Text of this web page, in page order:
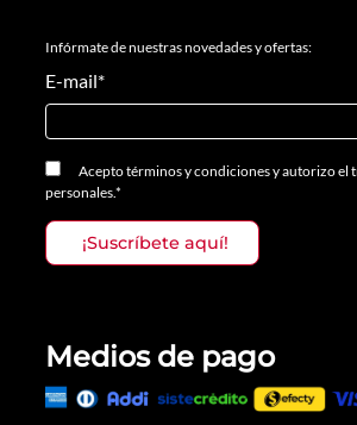
Infórmate de nuestras novedades y ofertas:
E-mail*
Aceptotérminos y condicionesyautorizo el
personales.*
Medios de pago